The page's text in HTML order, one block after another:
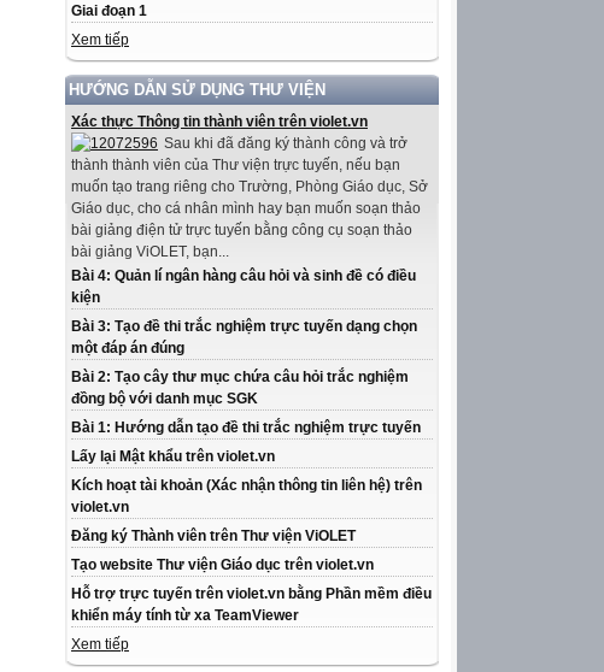
Giai đoạn 1
Xem tiếp
HƯỚNG DẪN SỬ DỤNG THƯ VIỆN
Xác thực Thông tin thành viên trên violet.vn
Sau khi đã đăng ký thành công và trở
thành thành viên của Thư viện trực tuyến, nếu bạn
muốn tạo trang riêng cho Trường, Phòng Giáo dục, Sở
Giáo dục, cho cá nhân mình hay bạn muốn soạn thảo
bài giảng điện tử trực tuyến bằng công cụ soạn thảo
bài giảng ViOLET, bạn...
Bài 4: Quản lí ngân hàng câu hỏi và sinh đề có điều
kiện
Bài 3: Tạo đề thi trắc nghiệm trực tuyến dạng chọn
một đáp án đúng
Bài 2: Tạo cây thư mục chứa câu hỏi trắc nghiệm
đồng bộ với danh mục SGK
Bài 1: Hướng dẫn tạo đề thi trắc nghiệm trực tuyến
Lấy lại Mật khẩu trên violet.vn
Kích hoạt tài khoản (Xác nhận thông tin liên hệ) trên
violet.vn
Đăng ký Thành viên trên Thư viện ViOLET
Tạo website Thư viện Giáo dục trên violet.vn
Hỗ trợ trực tuyến trên violet.vn bằng Phần mềm điều
khiển máy tính từ xa TeamViewer
Xem tiếp